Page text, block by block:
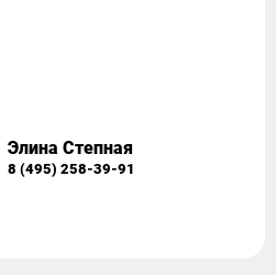
Элина Степная
8 (495) 258-39-91